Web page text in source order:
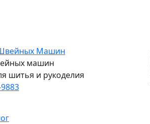
машин
шитья и рукоделия